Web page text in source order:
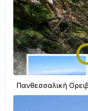
Πανθεσσαλική